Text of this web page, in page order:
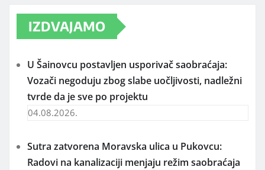
IZDVAJAMO
U Šainovcu postavljen usporivač saobraćaja:
Vozači negoduju zbog slabe uočljivosti, nadležni
tvrde da je sve po projektu
04.08.2026.
Sutra zatvorena Moravska ulica u Pukovcu:
Radovi na kanalizaciji menjaju režim saobraćaja